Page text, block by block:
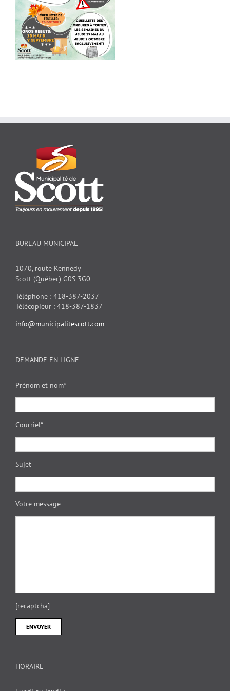
BUREAU MUNICIPAL
1070, route Kennedy
Scott (Québec) G0S 3G0
Téléphone : 418-387-2037
Télécopieur : 418-387-1837
info@municipalitescott.com
DEMANDE EN LIGNE
Prénom et nom*
Courriel*
Sujet
Votre message
[recaptcha]
HORAIRE